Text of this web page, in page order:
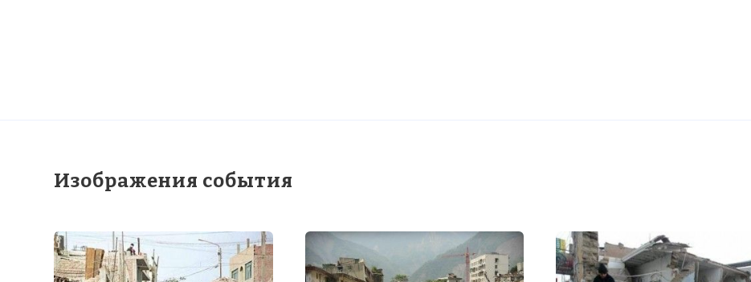
Изображения события